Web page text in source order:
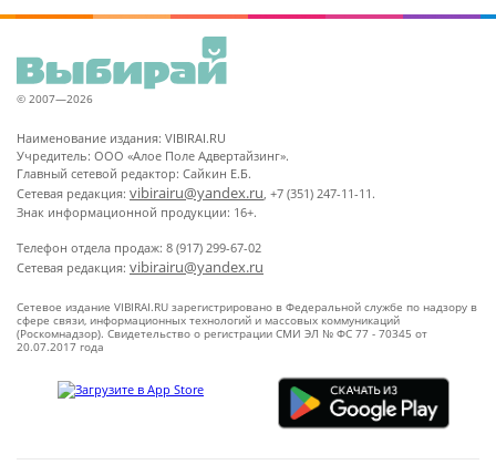
© 2007—2026
Наименование издания: VIBIRAI.RU
Учредитель: ООО «Алое Поле Адвертайзинг».
Главный сетевой редактор: Сайкин Е.Б.
Сетевая редакция: vibirairu@yandex.ru, +7 (351) 247-11-11.
Знак информационной продукции: 16+.
Телефон отдела продаж: 8 (917) 299-67-02
Сетевая редакция: vibirairu@yandex.ru
Сетевое издание VIBIRAI.RU зарегистрировано в Федеральной службе по надзору в
сфере связи, информационных технологий и массовых коммуникаций
(Роскомнадзор). Свидетельство о регистрации СМИ ЭЛ № ФС 77 - 70345 от
20.07.2017 года